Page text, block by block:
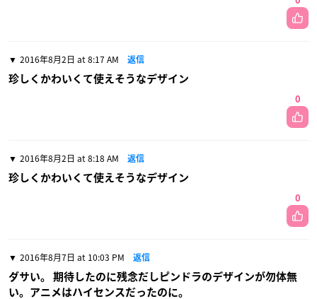
2016年8月2日 at 8:17 AM 返信
珍しくかわいくて使えそうなデザイン
0
2016年8月2日 at 8:18 AM 返信
珍しくかわいくて使えそうなデザイン
0
2016年8月7日 at 10:03 PM 返信
ダサい。 期待したのに残念だしピンドラのデザインが勿体無
い。アニメはハイセンスだったのに。